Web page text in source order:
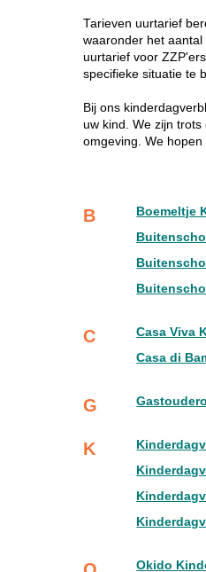
Tarieven uurtarief
waaronder het
uurtarief voor
specifieke situatie te
Bij ons
uw kind. We zijn
omgeving. We
B
Boemeltje
C
Casa Viva
Casa di
G
K
Okido